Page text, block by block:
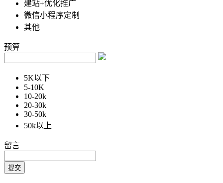
建站+优化推广
微信小程序定制
其他
预算
5K以下
5-10K
10-20k
20-30k
30-50k
50k以上
留言